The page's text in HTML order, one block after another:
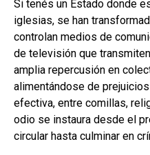
Si tenés un Estado donde
iglesias, se han
controlan medios de
de televisión que
amplia repercusión en
alimentándose de
efectiva, entre comillas,
odio se instaura desde el
circular hasta culminar en